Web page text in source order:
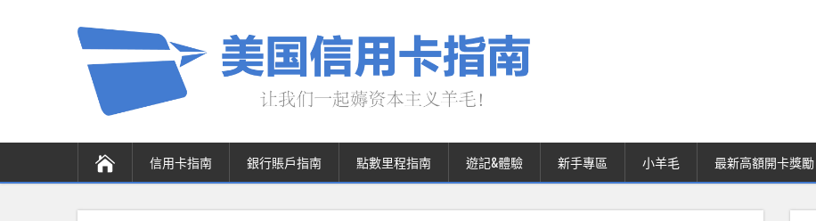
信用卡指南 銀行賬戶指南 點數里程指南 遊記&體驗 新手專區 小羊毛 最新高額開卡獎勵